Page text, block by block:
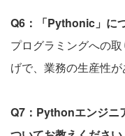
Q6：「Pythonic」に
プログラミングへの
げで、業務の生産性が
Q7：Pythonエンジニ